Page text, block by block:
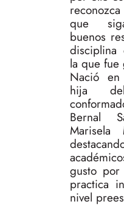
que
buenos
disciplina
la que fue
Nació
hija
Bernal
Marisela
gusto
practica
nivel